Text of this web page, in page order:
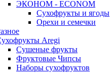
ЭКОНОМ - ECONOM
Сухофрукты и ягоды
Орехи и семечки
Aregi
Сушеные фрукты
Фруктовые Чипсы
Наборы сухофруктов